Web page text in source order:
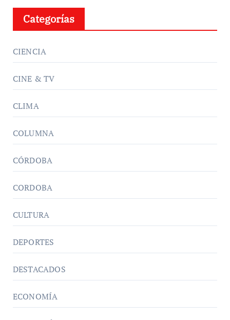
Categorías
CIENCIA
CINE & TV
CLIMA
COLUMNA
CÓRDOBA
CORDOBA
CULTURA
DEPORTES
DESTACADOS
ECONOMÍA